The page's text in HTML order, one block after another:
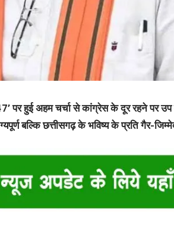
पर हुई अहम चर्चा से कांग्रेस के दूर रहने पर उप
बल्कि छत्तीसगढ़ के भविष्य के प्रति गैर-